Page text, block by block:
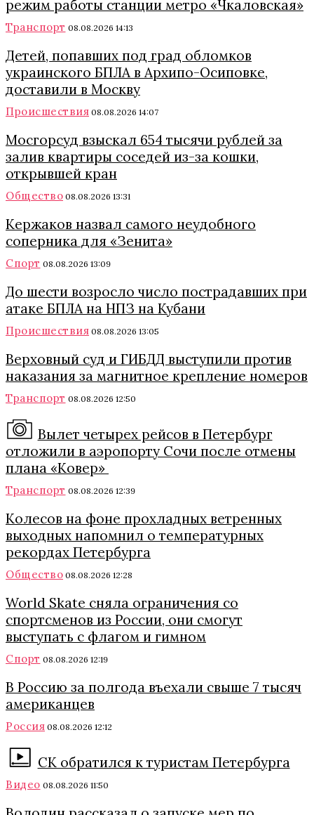
режим работы станции метро «Чкаловская»
Транспорт 08.08.2026 14:13
Детей, попавших под град обломков
украинского БПЛА в Архипо-Осиповке,
доставили в Москву
Происшествия 08.08.2026 14:07
Мосгорсуд взыскал 654 тысячи рублей за
залив квартиры соседей из-за кошки,
открывшей кран
Общество 08.08.2026 13:31
Кержаков назвал самого неудобного
соперника для «Зенита»
Спорт 08.08.2026 13:09
До шести возросло число пострадавших при
атаке БПЛА на НПЗ на Кубани
Происшествия 08.08.2026 13:05
Верховный суд и ГИБДД выступили против
наказания за магнитное крепление номеров
Транспорт 08.08.2026 12:50
Вылет четырех рейсов в Петербург
отложили в аэропорту Сочи после отмены
плана «Ковер»
Транспорт 08.08.2026 12:39
Колесов на фоне прохладных ветренных
выходных напомнил о температурных
рекордах Петербурга
Общество 08.08.2026 12:28
World Skate сняла ограничения со
спортсменов из России, они смогут
выступать с флагом и гимном
Спорт 08.08.2026 12:19
В Россию за полгода въехали свыше 7 тысяч
американцев
Россия 08.08.2026 12:12
СК обратился к туристам Петербурга
Видео 08.08.2026 11:50